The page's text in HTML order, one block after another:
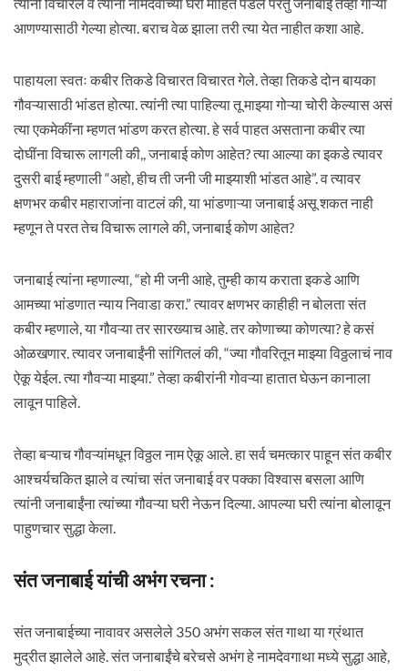
आणण्यासाठी गेल्या होत्या. बराच वेळ झाला तरी त्या येत नाहीत कशा आहे.
पाहायला स्वतः कबीर तिकडे विचारत विचारत गेले. तेव्हा तिकडे दोन बायका
गौवऱ्यासाठी भांडत होत्या. त्यांनी त्या पाहिल्या तू माझ्या गोऱ्या चोरी केल्यास असं
त्या एकमेकींना म्हणत भांडण करत होत्या. हे सर्व पाहत असताना कबीर त्या
दोघींना विचारू लागली की,, जनाबाई कोण आहेत? त्या आल्या का इकडे त्यावर
दुसरी बाई म्हणाली “अहो, हीच ती जनी जी माझ्याशी भांडत आहे”. व त्यावर
क्षणभर कबीर महाराजांना वाटलं की, या भांडणाऱ्या जनाबाई असू शकत नाही
म्हणून ते परत तेच विचारू लागले की, जनाबाई कोण आहेत?
जनाबाई त्यांना म्हणाल्या, “हो मी जनी आहे, तुम्ही काय कराता इकडे आणि
आमच्या भांडणात न्याय निवाडा करा.” त्यावर क्षणभर काहीही न बोलता संत
कबीर म्हणाले, या गौवऱ्या तर सारख्याच आहे. तर कोणाच्या कोणत्या? हे कसं
ओळखणार. त्यावर जनाबाईंनी सांगितलं की, “ज्या गौवरितून माझ्या विठ्ठलाचं नाव
ऐकू येईल. त्या गौवऱ्या माझ्या.” तेव्हा कबीरांनी गोवऱ्या हातात घेऊन कानाला
लावून पाहिले.
तेव्हा बऱ्याच गौवऱ्यांमधून विठ्ठल नाम ऐकू आले. हा सर्व चमत्कार पाहून संत कबीर
आश्चर्यचकित झाले व त्यांचा संत जनाबाई वर पक्का विश्वास बसला आणि
त्यांनी जनाबाईंना त्यांच्या गौवऱ्या घरी नेऊन दिल्या. आपल्या घरी त्यांना बोलावून
पाहुणचार सुद्धा केला.
संत जनाबाई यांची अभंग रचना :
संत जनाबाईच्या नावावर असलेले 350 अभंग सकल संत गाथा या ग्रंथात
मुद्रीत झालेले आहे. संत जनाबाईंचे बरेचसे अभंग हे नामदेवगाथा मध्ये सुद्धा आहे,